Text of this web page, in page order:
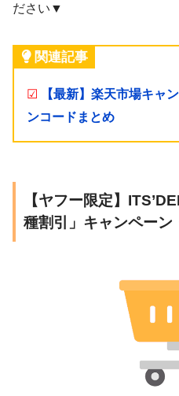
ださい▼
関連記事
☑
【最新】楽天市場キャ
ンコードまとめ
【ヤフー限定】
種割引」キャンペーン